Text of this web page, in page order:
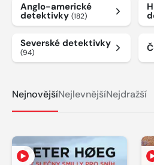
Anglo-americké
detektivky (182)
Severské detektivky
(94)
NejnovějšíNejlevnějšíNejdražší